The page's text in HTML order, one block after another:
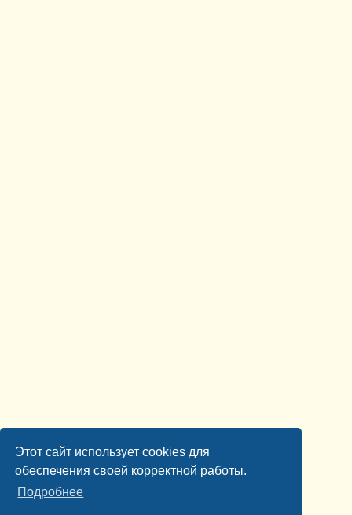
Этот сайт использует cookies для
обеспечения своей корректной работы.
Подробнее